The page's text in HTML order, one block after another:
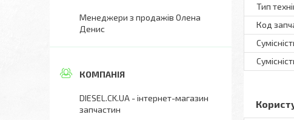
Тип
Код
Менеджери з продажів Олена
Денис
DIESEL.CK.UA - інтернет-магазин
запчастин